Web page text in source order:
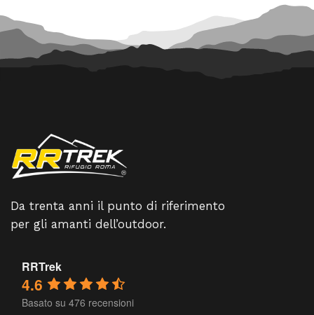
Da trenta anni il punto di riferimento
per gli amanti dell’outdoor.
RRTrek
4.6
Basato su 476 recensioni